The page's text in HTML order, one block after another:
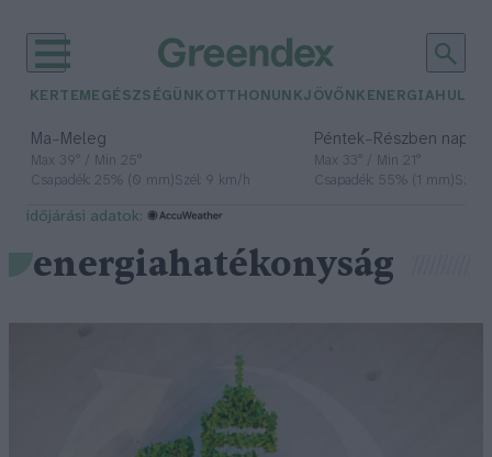
KERTEM EGÉSZSÉGÜNK OTTHONUNKJÖVŐNK ENERGIA
Ma– Meleg
Max 39° / Min 25°
Csapadék: 25% (0 mm)Szél: 9 km/h
Péntek– Részben
Max 33° / Min 21°
Csapadék: 55% (1 mm)Szél:
időjárási adatok:
energiahatékonyság